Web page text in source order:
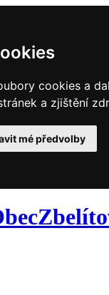
cookies a
a zjištění
mé předvolby